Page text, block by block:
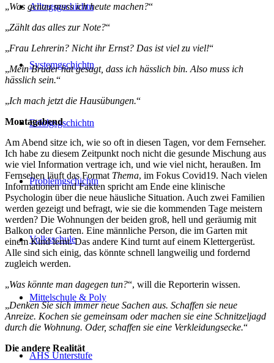
Alltagsgschichtn
Systemgschichtn
Erfolgsgschichtn
Problemgschichtn
Volksschule
Mittelschule & Poly
AHS Unterstufe
„Was genau muss ich heute machen?“
„Zählt das alles zur Note?“
„Frau Lehrerin? Nicht ihr Ernst? Das ist viel zu viel!“
„Mein Bruder hat gesagt, dass ich hässlich bin. Also muss ich
hässlich sein.“
„Ich mach jetzt die Hausübungen.“
Montagabend
Am Abend sitze ich, wie so oft in diesen Tagen, vor dem Fernseher.
Ich habe zu diesem Zeitpunkt noch nicht die gesunde Mischung aus
wie viel Information vertrage ich, und wie viel nicht, heraußen. Im
Fernsehen läuft das Format Thema, im Fokus Covid19. Nach vielen
Informationen und Fakten spricht am Ende eine klinische
Psychologin über die neue häusliche Situation. Auch zwei Familien
werden gezeigt und befragt, wie sie die kommenden Tage meistern
werden? Die Wohnungen der beiden groß, hell und geräumig mit
Balkon oder Garten. Eine männliche Person, die im Garten mit
einem Kind lernt. Das andere Kind turnt auf einem Klettergerüst.
Alle sind sich einig, das könnte schnell langweilig und fordernd
zugleich werden.
„Was könnte man dagegen tun?“, will die Reporterin wissen.
„Denken Sie sich immer neue Sachen aus. Schaffen sie neue
Anreize. Kochen sie gemeinsam oder machen sie eine Schnitzeljagd
durch die Wohnung. Oder, schaffen sie eine Verkleidungsecke.“
Die andere Realität